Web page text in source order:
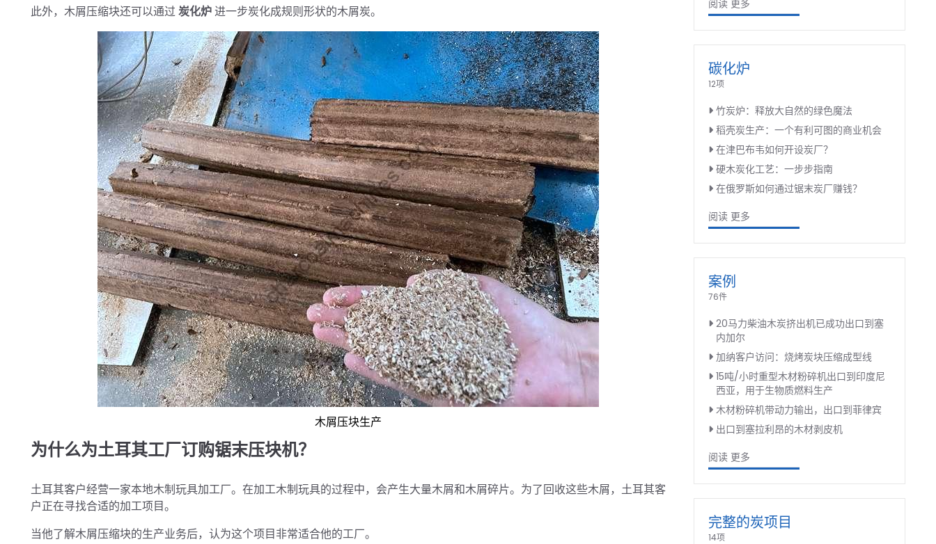
此外，木屑压缩块还可以通过炭化炉进一步炭化成规则形状的木屑炭。
木屑压块生产
为什么为土耳其工厂订购锯末压块机？
土耳其客户经营一家本地木制玩具加工厂。在加工木制玩具的过程中，会产生大量木屑和木屑碎片。为了回收这些木屑，土耳其客
户正在寻找合适的加工项目。
当他了解木屑压缩块的生产业务后，认为这个项目非常适合他的工厂。
阅读 更多
碳化炉
12项
竹炭炉：释放大自然的绿色魔法
稻壳炭生产：一个有利可图的商业机会
在津巴布韦如何开设炭厂？
硬木炭化工艺：一步步指南
在俄罗斯如何通过锯末炭厂赚钱？
阅读 更多
案例
76件
20马力柴油木炭挤出机已成功出口到塞
内加尔
加纳客户访问：烧烤炭块压缩成型线
15吨/小时重型木材粉碎机出口到印度尼
西亚，用于生物质燃料生产
木材粉碎机带动力输出，出口到菲律宾
出口到塞拉利昂的木材剥皮机
阅读 更多
完整的炭项目
14项